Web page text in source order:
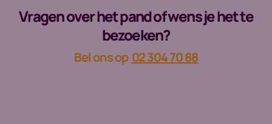
Vragen over het pand of wens je het te
bezoeken?
Bel ons op 02 304 70 88